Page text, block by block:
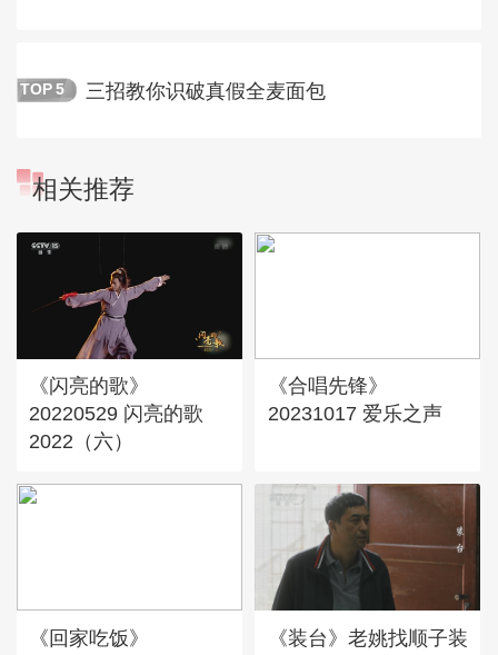
TOP 5 三招教你识破真假全麦面包
相关推荐
《闪亮的歌》
20220529 闪亮的歌
2022（六）
《合唱先锋》
20231017 爱乐之声
《回家吃饭》
《装台》老姚找顺子装